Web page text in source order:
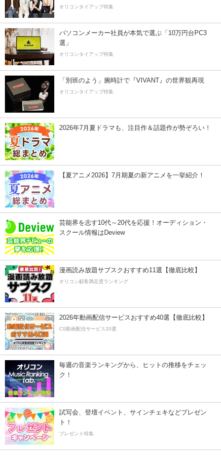
オリコンタイアップ特集
パソコンメーカー社員が本気で選ぶ「10万円台PC3
選」
オリコンタイアップ特集
「別班のよう」腕時計で『VIVANT』の世界観再現
オリコンタイアップ特集
2026年7月夏ドラマも、注目作＆話題作が勢ぞろい！
【夏アニメ2026】7月期夏の新アニメを一挙紹介！
芸能界を志す10代～20代を応援！オーディション・
スクール情報はDeview
漫画読み放題サブスクおすすめ11選【徹底比較】
オリコン顧客満足度ランキング
2026年動画配信サービスおすすめ40選【徹底比較】
CS動画配信サービス20選
毎週の音楽ランキングから、ヒットの推移をチェッ
ク！
試写会、登壇イベント、サインチェキなどプレゼン
ト！
プレゼント特集